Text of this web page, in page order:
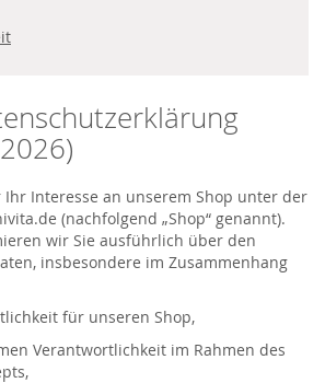
Interesse an unserem Shop unter der
(nachfolgend „Shop“ genannt).
wir Sie ausführlich über den
insbesondere im Zusammenhang
für unseren Shop,
Verantwortlichkeit im Rahmen des